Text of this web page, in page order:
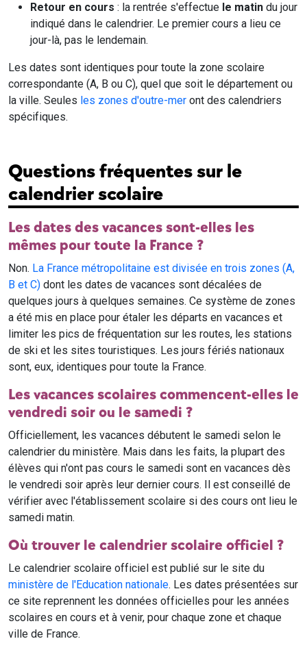
Retour en cours : la rentrée s'effectue le matin du jour
indiqué dans le calendrier. Le premier cours a lieu ce
jour-là, pas le lendemain.
Les dates sont identiques pour toute la zone scolaire
correspondante (A, B ou C), quel que soit le département ou
la ville. Seules les zones d'outre-mer ont des calendriers
spécifiques.
Questions fréquentes sur le
calendrier scolaire
Les dates des vacances sont-elles les
mêmes pour toute la France ?
Non. La France métropolitaine est divisée en trois zones (A,
B et C) dont les dates de vacances sont décalées de
quelques jours à quelques semaines. Ce système de zones
a été mis en place pour étaler les départs en vacances et
limiter les pics de fréquentation sur les routes, les stations
de ski et les sites touristiques. Les jours fériés nationaux
sont, eux, identiques pour toute la France.
Les vacances scolaires commencent-elles le
vendredi soir ou le samedi ?
Officiellement, les vacances débutent le samedi selon le
calendrier du ministère. Mais dans les faits, la plupart des
élèves qui n'ont pas cours le samedi sont en vacances dès
le vendredi soir après leur dernier cours. Il est conseillé de
vérifier avec l'établissement scolaire si des cours ont lieu le
samedi matin.
Où trouver le calendrier scolaire officiel ?
Le calendrier scolaire officiel est publié sur le site du
ministère de l'Education nationale. Les dates présentées sur
ce site reprennent les données officielles pour les années
scolaires en cours et à venir, pour chaque zone et chaque
ville de France.